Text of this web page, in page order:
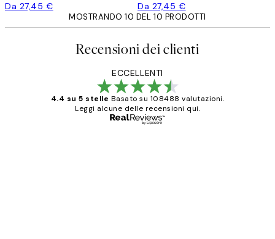
Da 27,45 € Da 27,45 €
MOSTRANDO 10 DEL 10 PRODOTTI
Recensioni dei clienti
ECCELLENTI
4.4 su 5 stelle Basato su 108488 valutazioni.
Leggi alcune delle recensioni qui.